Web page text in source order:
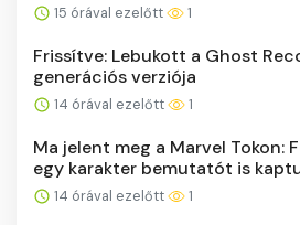
15 órával ezelőtt 1
Frissítve: Lebukott a Ghost
generációs verziója
14 órával ezelőtt 1
Ma jelent meg a Marvel Tokon:
egy karakter bemutatót is
14 órával ezelőtt 1